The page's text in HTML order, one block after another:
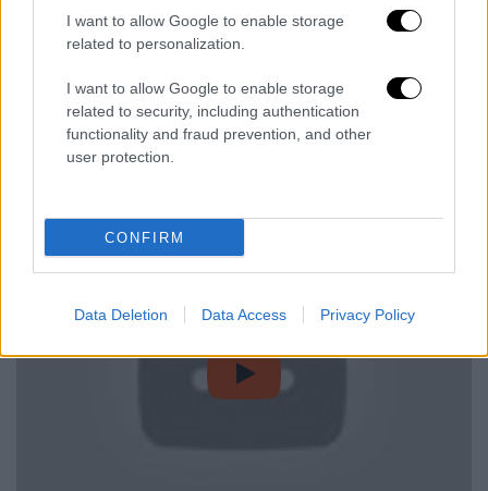
I want to allow Google to enable storage
related to personalization.
I want to allow Google to enable storage
related to security, including authentication
functionality and fraud prevention, and other
user protection.
CONFIRM
Data Deletion Data Access Privacy Policy
«Δεδομένα υπάρχει μια πιθανότητα να
υπογράψει ο Γιόβιτς στην Ρεάλ Μαδρίτης.
Περιμένω και εύχομαι ο Λούκα να μείνει
εδώ, αλλά είμαι ρεαλιστής και ξέρω ότι αν
ένας μεγάλος σύλλογος έρθει και θέλει τον
Λούκα, δεν θα έχουμε πιθανότητες»
διευθυντής του γερμανικού συλλόγου.
video